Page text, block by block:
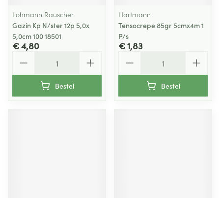
Lohmann Rauscher
Gazin Kp N/ster 12p 5,0x
5,0cm 100 18501
€ 4,80
Bestel
Hartmann
Tensocrepe 85gr 5cmx4m 1
P/s
€ 1,83
Bestel